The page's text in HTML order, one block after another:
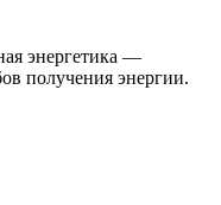
энергетика —
получения энергии.